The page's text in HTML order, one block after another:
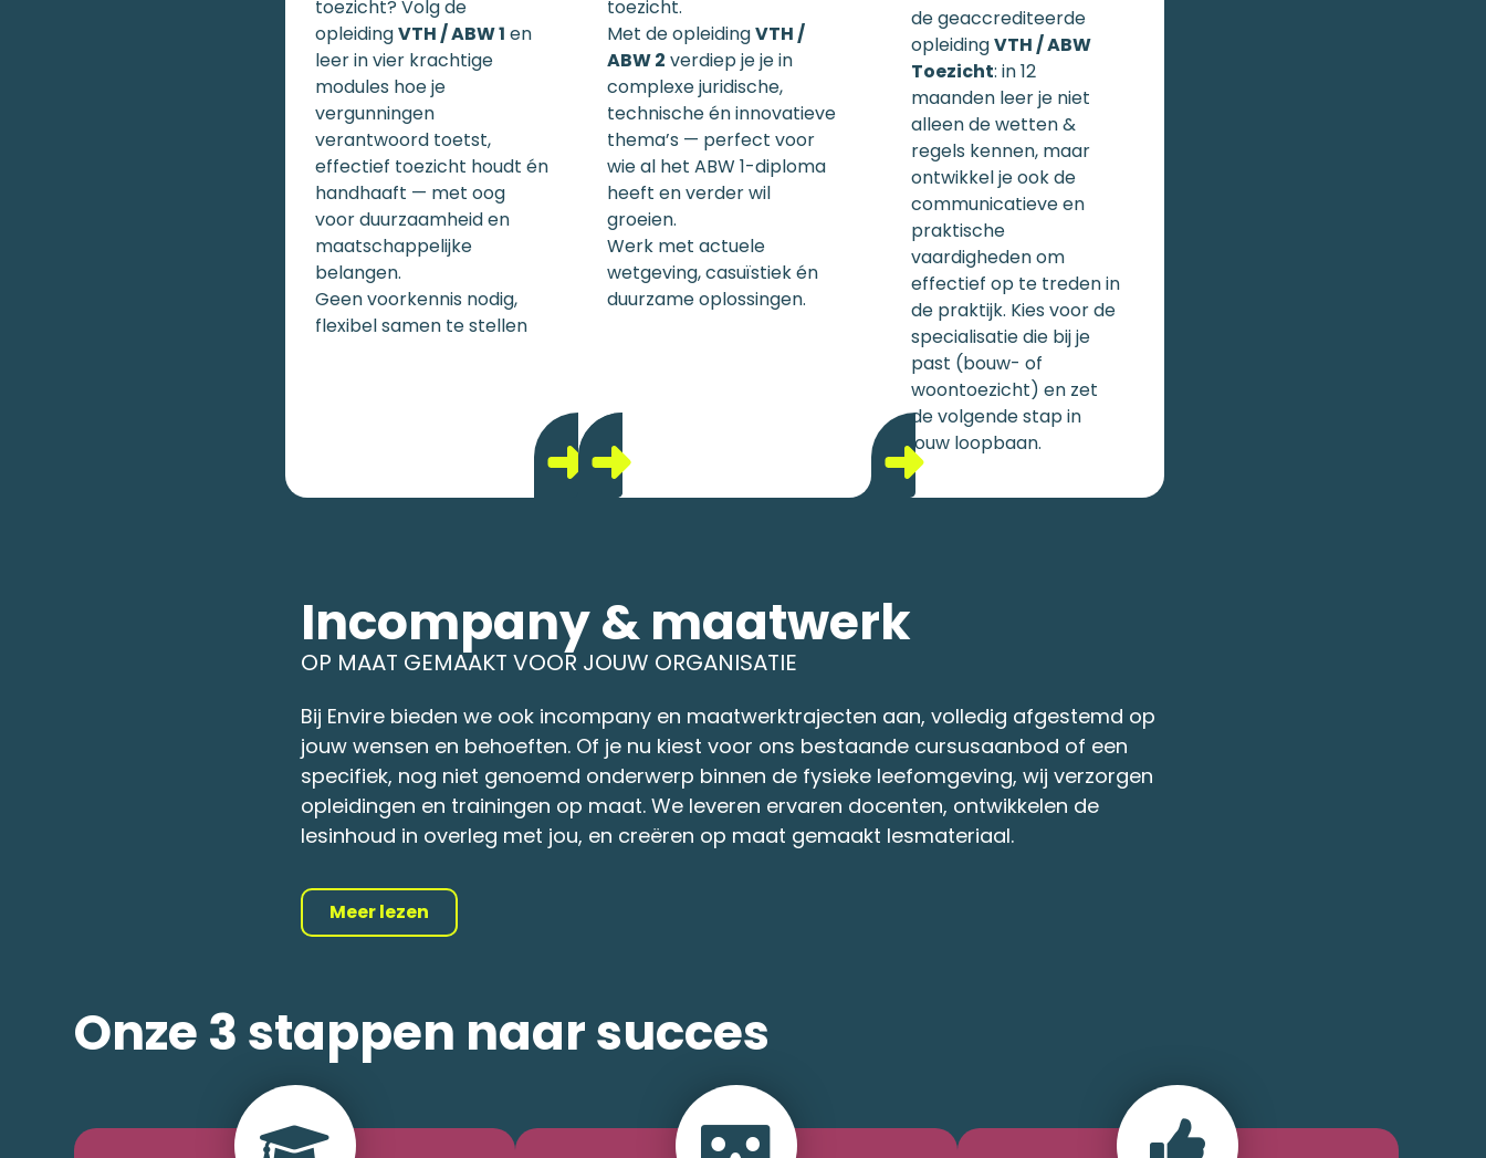
toezicht? Volg de
opleidingVTH / ABW 1 en
leer in vier krachtige
modules hoe je
vergunningen
verantwoord toetst,
effectief toezicht houdt én
handhaaft — met oog
voor duurzaamheid en
maatschappelijke
belangen.
Geen voorkennis nodig,
flexibel samen te stellen
toezicht.
Met de opleidingVTH /
ABW 2 verdiep je je in
complexe juridische,
technische én innovatieve
thema’s — perfect voor
wie al het ABW 1-diploma
heeft en verder wil
groeien.
Werk met actuele
wetgeving, casuïstiek én
duurzame oplossingen.
de geaccrediteerde
opleidingVTH / ABW
Toezicht: in 12
maanden leer je niet
alleen de wetten &
regels kennen, maar
ontwikkel je ook de
communicatieve en
praktische
vaardigheden om
effectief op te treden in
de praktijk. Kies voor de
specialisatie die bij je
past (bouw- of
woontoezicht) en zet
de volgende stap in
jouw loopbaan.
Incompany & maatwerk
OP MAAT GEMAAKT VOOR JOUW ORGANISATIE
Bij Envire bieden we ook incompany en maatwerktrajecten aan, volledig afgestemd op
jouw wensen en behoeften. Of je nu kiest voor ons bestaande cursusaanbod of een
specifiek, nog niet genoemd onderwerp binnen de fysieke leefomgeving, wij verzorgen
opleidingen en trainingen op maat. We leveren ervaren docenten, ontwikkelen de
lesinhoud in overleg met jou, en creëren op maat gemaakt lesmateriaal.
Meer lezen
Onze 3 stappen naar succes